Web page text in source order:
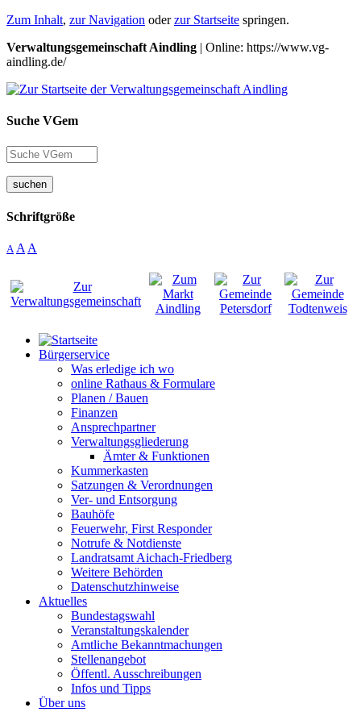
Zum Inhalt, zur Navigation oderzur Startseite springen.
Verwaltungsgemeinschaft Aindling | Online: https://www.vg-
aindling.de/
Suche VGem
suchen
Schriftgröße
A A A
Bürgerservice
Was erledige ich wo
online Rathaus & Formulare
Planen / Bauen
Finanzen
Ansprechpartner
Verwaltungsgliederung
Ämter & Funktionen
Kummerkasten
Satzungen & Verordnungen
Ver- und Entsorgung
Bauhöfe
Feuerwehr, First Responder
Notrufe & Notdienste
Landratsamt Aichach-Friedberg
Weitere Behörden
Datenschutzhinweise
Aktuelles
Bundestagswahl
Veranstaltungskalender
Amtliche Bekanntmachungen
Stellenangebot
Öffentl. Ausschreibungen
Infos und Tipps
Über uns